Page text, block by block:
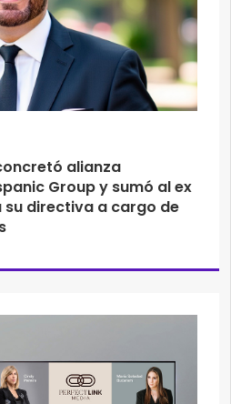
alianza
Group y sumó al ex
su directiva a cargo de